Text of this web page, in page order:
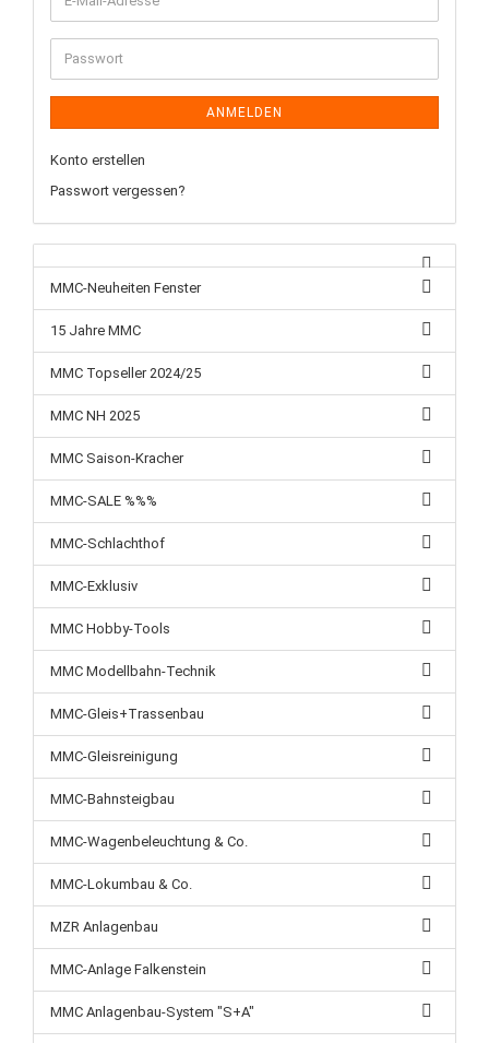
ANMELDEN
Konto erstellen
Passwort vergessen?
MMC-Neuheiten Fenster
15 Jahre MMC
MMC Topseller 2024/25
MMC NH 2025
MMC Saison-Kracher
MMC-SALE %%%
MMC-Schlachthof
MMC-Exklusiv
MMC Hobby-Tools
MMC Modellbahn-Technik
MMC-Gleis+Trassenbau
MMC-Gleisreinigung
MMC-Bahnsteigbau
MMC-Wagenbeleuchtung & Co.
MMC-Lokumbau & Co.
MZR Anlagenbau
MMC-Anlage Falkenstein
MMC Anlagenbau-System "S+A"